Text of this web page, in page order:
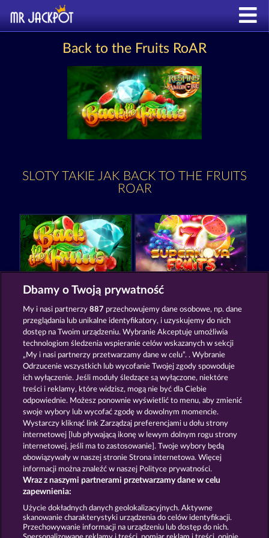
Back to the Fruits RoAR
SLOTY TAKIE JAK BACK TO THE FRUITS
ROAR
Back to the Fruits 7 Supernova Fruits
Super Duper Cherry Juicy Jester
Zasady i warunki
Oświadczenie dotyczące prywatności i plików
cookie
Nota prawna Firma FAQ
Prześlij wniosek o wypłatę
Dbamy o Twoją prywatność
My i nasi partnerzy887 przechowujemy dane osobowe, np. dane
przeglądania lub unikalne identyfikatory, i uzyskujemy do nich
dostęp na Twoim urządzeniu. Wybranie Akceptuję umożliwia
technologiom śledzenia wspieranie celów wskazanych w sekcji
„My i nasi partnerzy przetwarzamy dane w celu”. . Wybranie
Odrzucenie wszystkich lub wycofanie Twojej zgody spowoduje
ich wyłączenie. Jeśli moduły śledzące są wyłączone, niektóre
treści i reklamy, które widzisz, mogą nie być dla Ciebie
odpowiednie. Możesz ponownie wyświetlić to menu, aby zmienić
swoje wybory lub wycofać zgodę w dowolnym momencie.
Wystarczy kliknąć link Zarządzaj preferencjami u dołu strony
internetowej [lub pływającą ikonę w lewym dolnym rogu strony
internetowej, jeśli ma to zastosowanie]. Twoje wybory będą
obowiązywały w naszej stronie Strona internetowa. Więcej
informacji można znaleźć w naszej Polityce prywatności.
Wraz z naszymi partnerami przetwarzamy dane w celu
zapewnienia:
Użycie dokładnych danych geolokalizacyjnych. Aktywne
skanowanie charakterystyki urządzenia do celów identyfikacji.
Przechowywanie informacji na urządzeniu lub dostęp do nich.